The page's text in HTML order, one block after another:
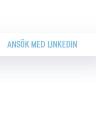
ANSÖK MED LINKEDIN